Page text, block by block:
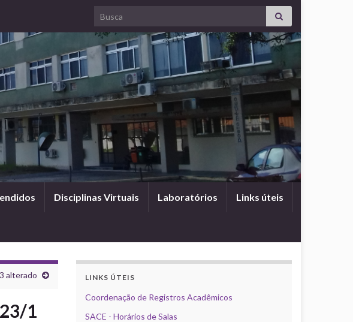
Search for:
Disciplinas Virtuais Laboratórios Links úteis
alterado
1
LINKS ÚTEIS
Coordenação de Registros Acadêmicos
SACE - Horários de Salas